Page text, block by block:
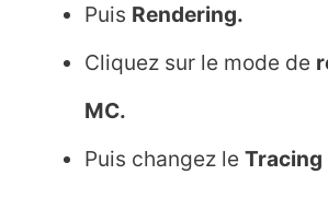
Puis Rendering.
Cliquez sur le mode de
MC.
Puis changez leTracing